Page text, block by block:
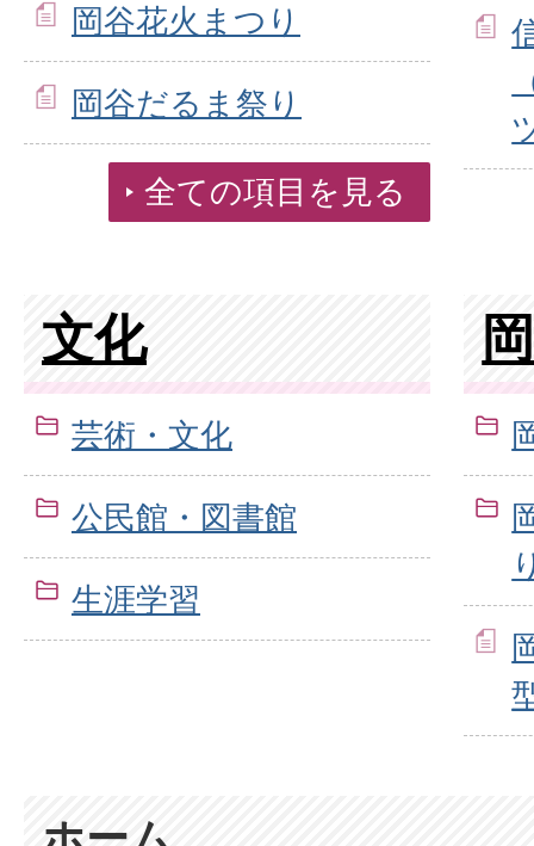
岡谷花火まつり
岡谷だるま祭り
全ての項目を見る
文化
芸術・文化
公民館・図書館
生涯学習